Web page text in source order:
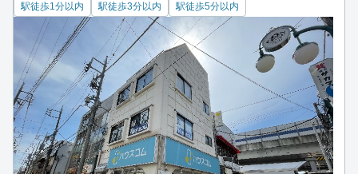
駅徒歩1分以内 駅徒歩3分以内 駅徒歩5分以内